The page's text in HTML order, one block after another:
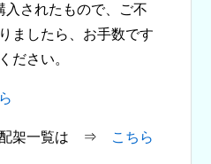
入されたもので、ご不
ましたら、お手数です
ださい。
配架一覧は ⇒ こちら